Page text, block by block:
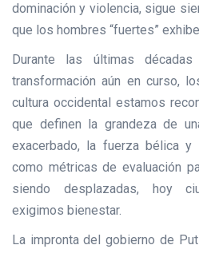
dominación y violencia, sigue
que los hombres “fuertes”
Durante las últimas
transformación aún en curso,
cultura occidental estamos
que definen la grandeza de
exacerbado, la fuerza bélica y
como métricas de evaluación
siendo desplazadas, hoy
exigimos bienestar.
La impronta del gobierno de